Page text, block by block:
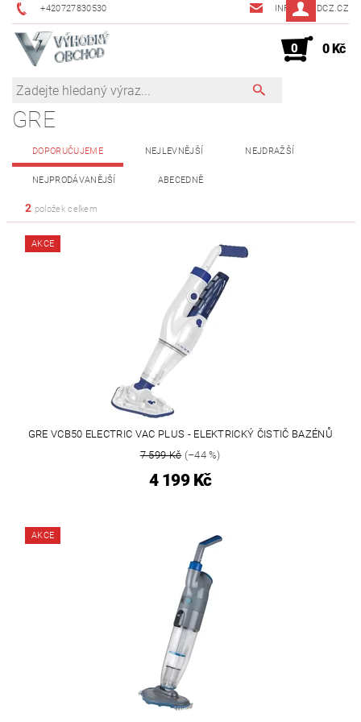
+420727830530 INFO@JMDCZ.CZ
0 0 Kč
GRE
DOPORUČUJEME NEJLEVNĚJŠÍ NEJDRAŽŠÍ
NEJPRODÁVANĚJŠÍ ABECEDNĚ
2 položek celkem
AKCE
GRE VCB50 ELECTRIC VAC PLUS - ELEKTRICKÝ ČISTIČ BAZÉNŮ
7 599 Kč(–44 %)
4 199 Kč
AKCE